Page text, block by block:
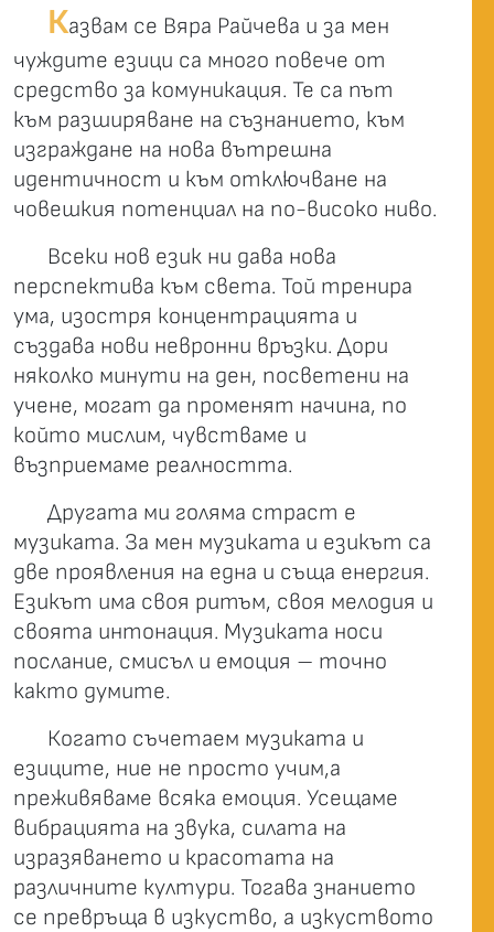
Казвам се Вяра Райчева и за мен
чуждите езици са много повече от
средство за комуникация. Те са път
към разширяване на съзнанието, към
изграждане на нова вътрешна
идентичност и към отключване на
човешкия потенциал на по-високо ниво.
Всеки нов език ни дава нова
перспектива към света. Той тренира
ума, изостря концентрацията и
създава нови невронни връзки. Дори
няколко минути на ден, посветени на
учене, могат да променят начина, по
който мислим, чувстваме и
възприемаме реалността.
Другата ми голяма страст е
музиката. За мен музиката и езикът са
две проявления на една и съща енергия.
Езикът има своя ритъм, своя мелодия и
своята интонация. Музиката носи
послание, смисъл и емоция – точно
както думите.
Когато съчетаем музиката и
езиците, ние не просто учим,а
преживяваме всяка емоция. Усещаме
вибрацията на звука, силата на
изразяването и красотата на
различните култури. Тогава знанието
се превръща в изкуство, а изкуството